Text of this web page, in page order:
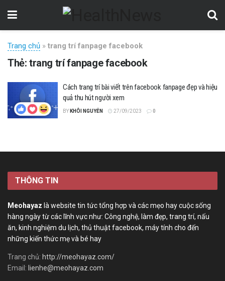
Trang chủ » trang trí fanpage facebook
Thẻ:trang trí fanpage facebook
Cách trang trí bài viết trên facebook fanpage đẹp và hiệu
quả thu hút người xem
BY KHÔI NGUYỄN 27/09/2023 0
THÔNG TIN
Meohayaz là website tin tức tổng hợp và các mẹo hay cuộc sống
hàng ngày từ các lĩnh vực như: Công nghệ, làm đẹp, trang trí, nấu
ăn, kinh nghiệm du lịch, thủ thuật facebook, máy tính cho đến
những kiến thức mẹ và bé hay
Trang chủ: http://meohayaz.com/
Email: lienhe@meohayaz.com